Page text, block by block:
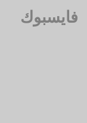
فايسبوك